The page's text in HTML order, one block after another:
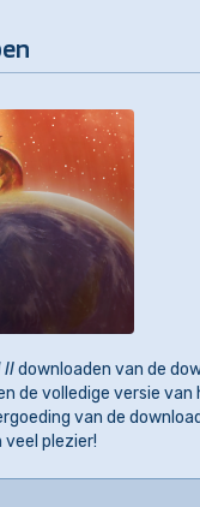
IIdownloaden van de
de volledige versie
van de
plezier!